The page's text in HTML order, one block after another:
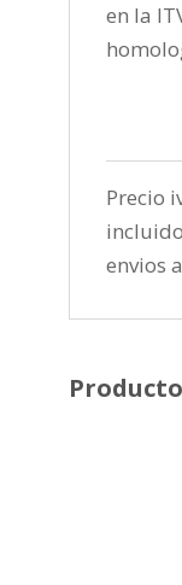
en la
Precio
envios